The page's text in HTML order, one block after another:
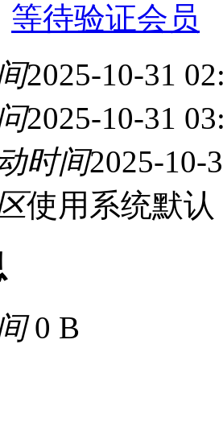
等待验证会员
2025-10-31
2025-10-31
时间2025-10-
使用系统默认
0 B